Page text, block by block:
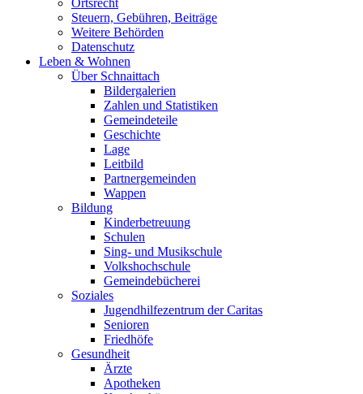
Ortsrecht
Steuern, Gebühren, Beiträge
Weitere Behörden
Datenschutz
Leben & Wohnen
Über Schnaittach
Bildergalerien
Zahlen und Statistiken
Gemeindeteile
Geschichte
Lage
Leitbild
Partnergemeinden
Wappen
Bildung
Kinderbetreuung
Schulen
Sing- und Musikschule
Volkshochschule
Gemeindebücherei
Soziales
Jugendhilfezentrum der Caritas
Senioren
Friedhöfe
Gesundheit
Ärzte
Apotheken